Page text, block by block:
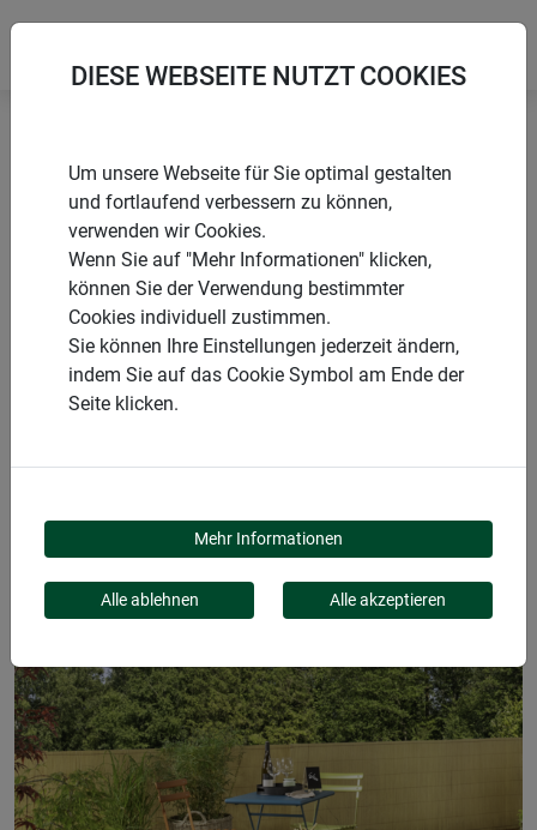
Startseite
Kunststoffmatten
Sichtschutzmatte BAMBU SOLIDO
PRODUKTE
SICHTSCHUTZMATTE
BAMBU SOLIDO
DIESE WEBSEITE NUTZT COOKIES
Um unsere Webseite für Sie optimal gestalten
und fortlaufend verbessern zu können,
verwenden wir Cookies.
Wenn Sie auf "Mehr Informationen" klicken,
können Sie der Verwendung bestimmter
Cookies individuell zustimmen.
Sie können Ihre Einstellungen jederzeit ändern,
indem Sie auf das Cookie Symbol am Ende der
Seite klicken.
Mehr Informationen
Alle ablehnen Alle akzeptieren